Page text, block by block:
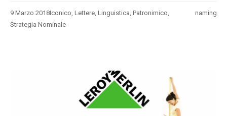
9 Marzo 2018 naming
Iconico, Lettere, Linguistica, Patronimico,
Strategia Nominale